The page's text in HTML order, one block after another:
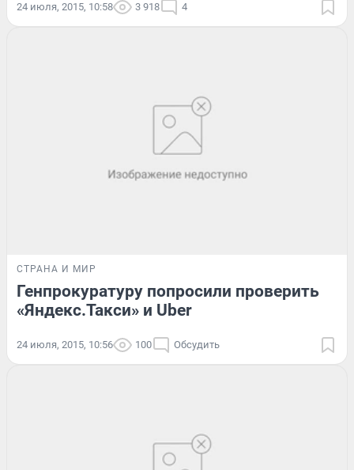
24 июля, 2015, 10:58 3 918 4
СТРАНА И МИР
Генпрокуратуру попросили проверить
«Яндекс.Такси» и Uber
24 июля, 2015, 10:56 100 Обсудить